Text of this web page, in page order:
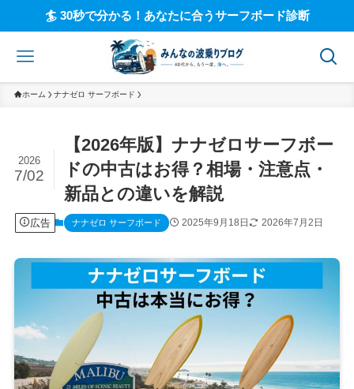
🏄 30秒で分かる！あなたに合うサーフボード診断
ホーム ナナゼロ サーフボード
【2026年版】ナナゼロサーフボー
ドの中古はお得？相場・注意点・
新品との違いを解説
2026
7/02
広告 ナナゼロ サーフボード 2025年9月18日 2026年7月2日